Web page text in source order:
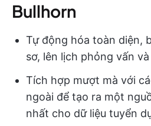
Bullhorn
Tự động hóa toàn diện,
sơ, lên lịch phỏng vấn
Tích hợp mượt mà với
ngoài để tạo ra một
nhất cho dữ liệu tuyển